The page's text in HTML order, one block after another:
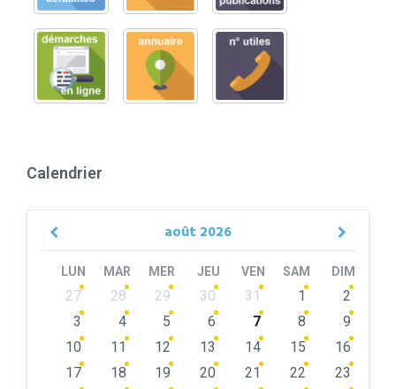
Calendrier
août 2026
Previous
LUN MAR MER JEU VEN SAM DIM
Skip
calendar
27 28 29 30 31 1
2
3
4 5 6 7 8
9
10
11 12 13 14 15
16
17
18 19 20 21 22
23